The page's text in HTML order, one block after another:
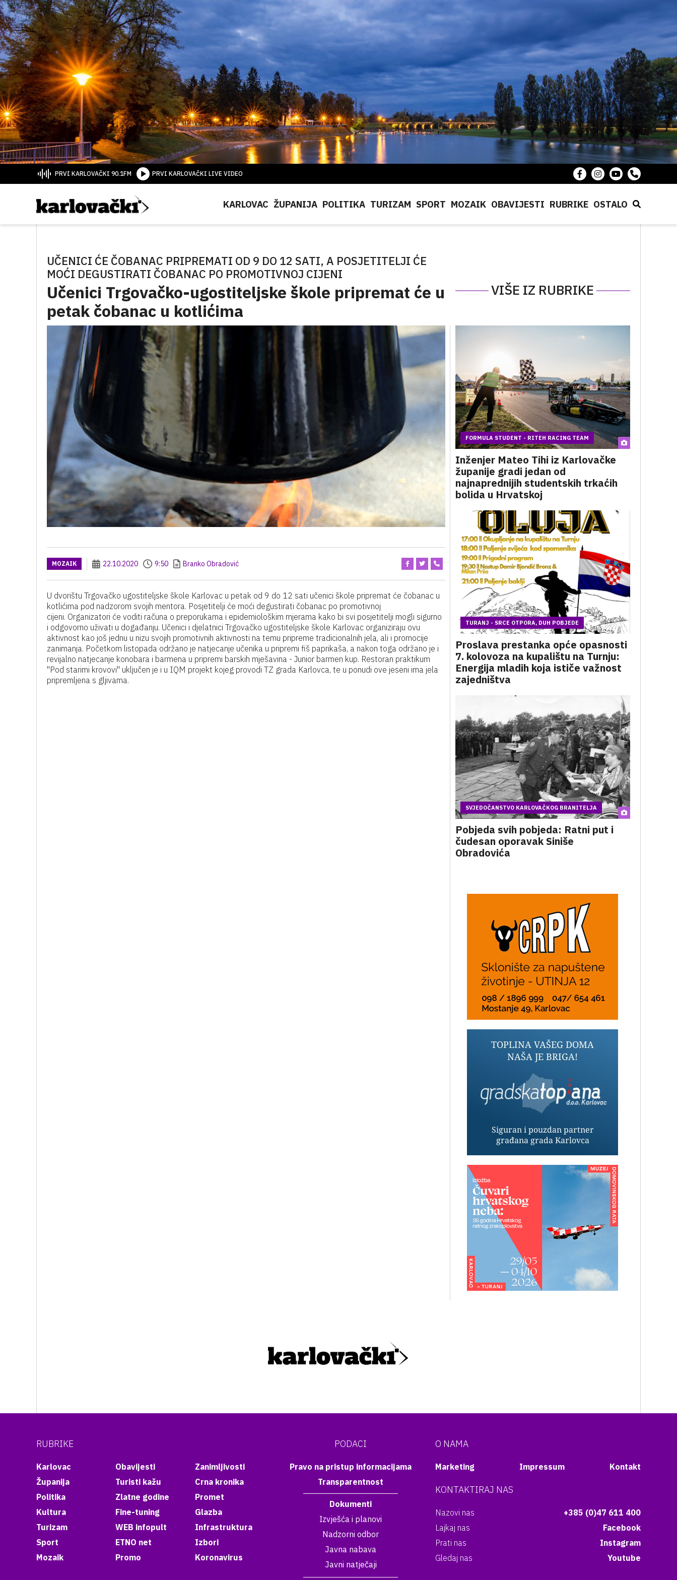
PRVI KARLOVAČKI 90.1FM PRVI KARLOVAČKI LIVE VIDEO
KARLOVAC ŽUPANIJA POLITIKA TURIZAM SPORT MOZAIK OBAVIJESTI RUBRIKE OSTALO
UČENICI ĆE ČOBANAC PRIPREMATI OD 9 DO 12 SATI, A POSJETITELJI ĆE
MOĆI DEGUSTIRATI ČOBANAC PO PROMOTIVNOJ CIJENI
Učenici Trgovačko-ugostiteljske škole pripremat će u
petak čobanac u kotlićima
VIŠE IZ RUBRIKE
MOZAIK 22.10.2020 9:50 Branko Obradović
U dvorištu Trgovačko ugostiteljske škole Karlovac u petak od 9 do 12 sati učenici škole pripremat će čobanac u
kotlićima pod nadzorom svojih mentora. Posjetitelji će moći degustirati čobanac po promotivnoj
cijeni. Organizatori će voditi računa o preporukama i epidemiološkim mjerama kako bi svi posjetitelji mogli sigurno
i odgovorno uživati u događanju. Učenici i djelatnici Trgovačko ugostiteljske škole Karlovac organiziraju ovu
aktivnost kao još jednu u nizu svojih promotivnih aktivnosti na temu pripreme tradicionalnih jela, ali i promocije
zanimanja. Početkom listopada održano je natjecanje učenika u pripremi fiš paprikaša, a nakon toga održano je i
revijalno natjecanje konobara i barmena u pripremi barskih mješavina - Junior barmen kup. Restoran praktikum
"Pod starimi krovovi" uključen je i u IQM projekt kojeg provodi TZ grada Karlovca, te u ponudi ove jeseni ima jela
pripremljena s gljivama.
FORMULA STUDENT - RITEH RACING TEAM
Inženjer Mateo Tihi iz Karlovačke
županije gradi jedan od
najnaprednijih studentskih trkaćih
bolida u Hrvatskoj
TURANJ - SRCE OTPORA, DUH POBJEDE
Proslava prestanka opće opasnosti
7. kolovoza na kupalištu na Turnju:
Energija mladih koja ističe važnost
zajedništva
SVJEDOČANSTVO KARLOVAČKOG BRANITELJA
Pobjeda svih pobjeda: Ratni put i
čudesan oporavak Siniše
Obradovića
RUBRIKE
Karlovac
Županija
Politika
Kultura
Turizam
Sport
Mozaik
Obavijesti
Turisti kažu
Zlatne godine
Fine-tuning
WEB infopult
ETNO net
Promo
Zanimljivosti
Crna kronika
Promet
Glazba
Infrastruktura
Izbori
Koronavirus
PODACI
Pravo na pristup informacijama
Transparentnost
Dokumenti
Izvješća i planovi
Nadzorni odbor
Javna nabava
Javni natječaji
O NAMA
Marketing Impressum Kontakt
KONTAKTIRAJ NAS
Nazovi nas
+385 (0)47 611 400
Lajkaj nas
Facebook
Prati nas
Instagram
Gledaj nas
Youtube